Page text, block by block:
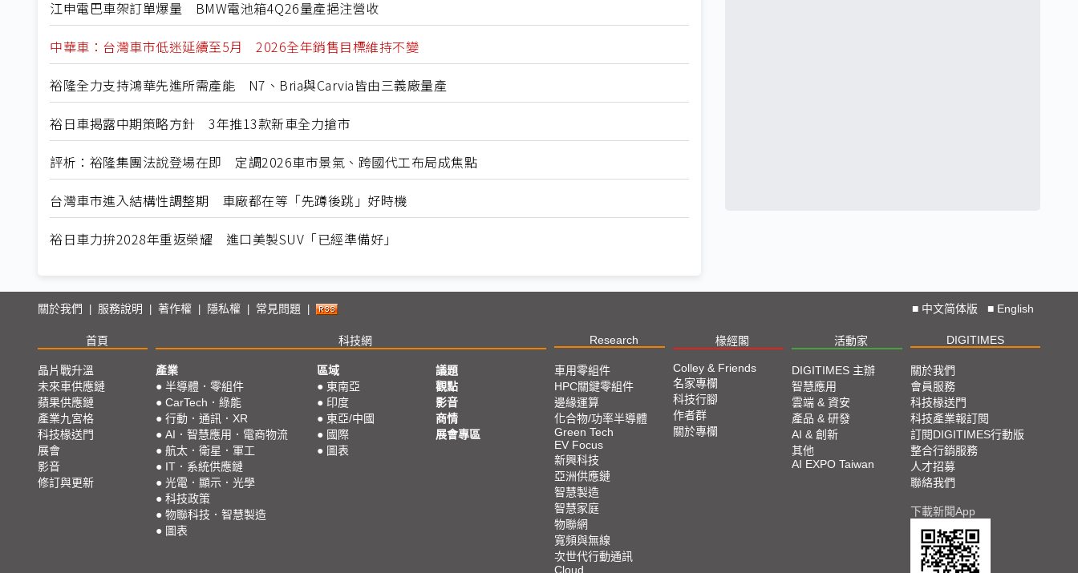
江申電巴車架訂單爆量 BMW電池箱4Q26量產挹注營收
中華車：台灣車市低迷延續至5月 2026全年銷售目標維持不變
裕隆全力支持鴻華先進所需產能 N7、Bria與Carvia皆由三義廠量產
裕日車揭露中期策略方針 3年推13款新車全力搶市
評析：裕隆集團法說登場在即 定調2026車市景氣、跨國代工布局成焦點
台灣車市進入結構性調整期 車廠都在等「先蹲後跳」好時機
裕日車力拚2028年重返榮耀 進口美製SUV「已經準備好」
關於我們 服務說明 著作權 隱私權 常見問題 ■ 中文简体版 ■ English
首頁 科技網 Research 椽經閣 活動家 DIGITIMES
晶片戰升溫
未來車供應鏈
蘋果供應鏈
產業九宮格
科技椽送門
展會
影音
修訂與更新
產業
● 半導體．零組件
● CarTech．綠能
● 行動．通訊．XR
● AI．智慧應用．電商物流
● 航太．衛星．軍工
● IT．系統供應鏈
● 光電．顯示．光學
● 科技政策
● 物聯科技．智慧製造
● 圖表
區域
● 東南亞
● 印度
● 東亞/中國
● 國際
● 圖表
議題
觀點
影音
商情
展會專區
車用零組件
HPC關鍵零組件
邊緣運算
化合物/功率半導體
Green Tech
EV Focus
新興科技
亞洲供應鏈
智慧製造
智慧家庭
物聯網
寬頻與無線
次世代行動通訊
Cloud
Colley & Friends
名家專欄
科技行腳
作者群
關於專欄
DIGITIMES 主辦
智慧應用
雲端 & 資安
產品 & 研發
AI & 創新
其他
AI EXPO Taiwan
關於我們
會員服務
科技椽送門
科技產業報訂閱
訂閱DIGITIMES行動版
整合行銷服務
人才招募
聯絡我們
下載新聞App